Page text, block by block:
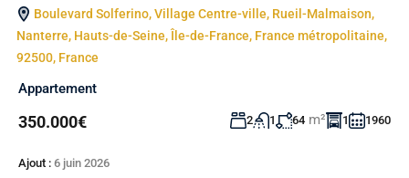
Boulevard Solferino, Village Centre-ville, Rueil-Malmaison,
Nanterre, Hauts-de-Seine, Île-de-France, France métropolitaine,
92500, France
Appartement
350.000€ 2 1 64 m² 1 1960
Ajout : 6 juin 2026